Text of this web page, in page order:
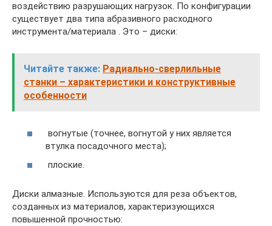
воздействию разрушающих нагрузок. По конфигурации
существует два типа абразивного расходного
инструмента/материала . Это – диски:
Читайте также: Радиально-сверлильные
станки – характеристики и конструктивные
особенности
вогнутые (точнее, вогнутой у них является
втулка посадочного места);
плоские.
Диски алмазные. Используются для реза объектов,
созданных из материалов, характеризующихся
повышенной прочностью: